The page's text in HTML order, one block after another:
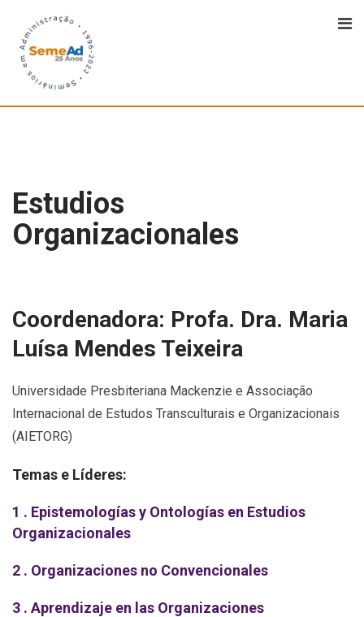
Estudios
Organizacionales
Coordenadora: Profa. Dra. Maria
Luísa Mendes Teixeira
Universidade Presbiteriana Mackenzie e Associação
Internacional de Estudos Transculturais e Organizacionais
(AIETORG)
Temas e Líderes:
1 . Epistemologías y Ontologías en Estudios
Organizacionales
2 . Organizaciones no Convencionales
3 . Aprendizaje en las Organizaciones